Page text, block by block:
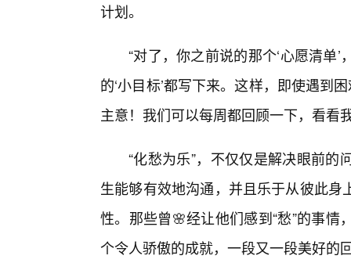
计划。
“对了，你之前说的那个‘心愿清单
的‘小目标’都写下来。这样，即使遇到
主意！我们可以每周都回顾一下，看看
“化愁为乐”，不仅仅是解决眼前
生能够有效地沟通，并且乐于从彼此
性。那些曾🌸经让他们感到“愁”的事
个令人骄傲的成就，一段又一段美好的